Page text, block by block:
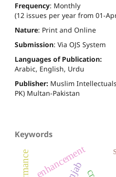
Frequency: Monthly
(12 issues per year from 01-
Nature: Print and Online
Submission: Via OJS System
Languages of Publication:
Arabic, English, Urdu
Publisher: Muslim
PK) Multan-Pakistan
Keywords
enhancement